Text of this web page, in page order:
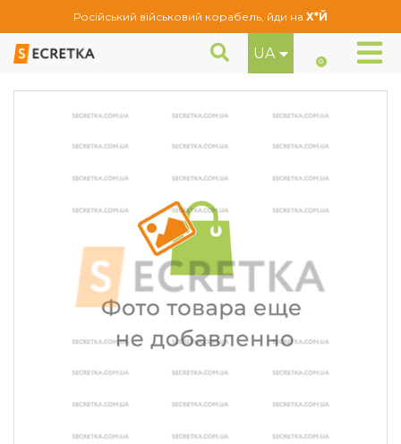
Російський військовий корабель, йди на Х*Й
UA 0
Кільця центрувальні Кільця центрувальні Technolock 71,6-66,1 (716661)